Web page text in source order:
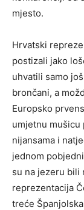
mjesto.
Hrvatski
postizali jako
uhvatili samo
brončani, a
Europsko
umjetnu mušicu
nijansama i
jednom
su na jezeru bili
reprezentacija
treće